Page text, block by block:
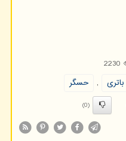
2230
باتری ,
حسگر
(0)